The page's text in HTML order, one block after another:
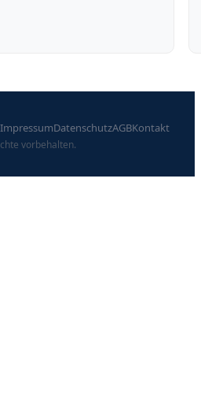
ImpressumDatenschutzAGBKontakt
vorbehalten.